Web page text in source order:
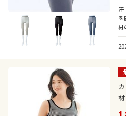
汗
を
材